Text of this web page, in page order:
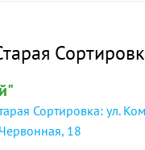
Сортировка: ул.
18